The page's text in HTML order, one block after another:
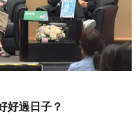
好過日子？